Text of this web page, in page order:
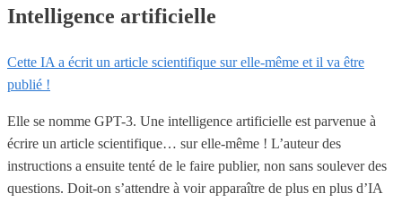
Intelligence artificielle
Cette IA a écrit un article scientifique sur elle-même et il va être
publié !
Elle se nomme GPT-3. Une intelligence artificielle est parvenue à
écrire un article scientifique… sur elle-même ! L’auteur des
instructions a ensuite tenté de le faire publier, non sans soulever des
questions. Doit-on s’attendre à voir apparaître de plus en plus d’IA